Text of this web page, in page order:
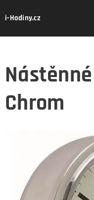
i-Hodiny.cz
Chrom